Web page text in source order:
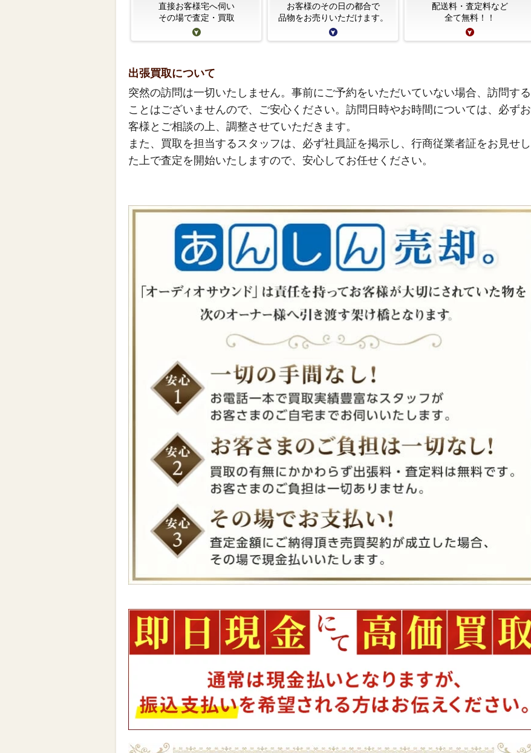
直接お客様宅へ伺い
その場で査定・買取
お客様のその日の都合で
品物をお売りいただけます。
配送料・査定料など
全て無料！！
出張買取について
突然の訪問は一切いたしません。事前にご予約をいただいていない場合、訪問する
ことはございませんので、ご安心ください。訪問日時やお時間については、必ずお
客様とご相談の上、調整させていただきます。
また、買取を担当するスタッフは、必ず社員証を掲示し、行商従業者証をお見せし
た上で査定を開始いたしますので、安心してお任せください。